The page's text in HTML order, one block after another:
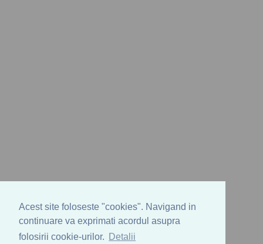
Acest site foloseste "cookies". Navigand in
continuare va exprimati acordul asupra
folosirii cookie-urilor.
Detalii